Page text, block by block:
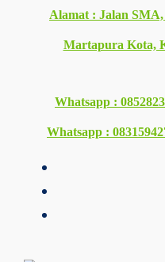
Alamat : Jalan
Martapura Kota,
Whatsapp :
Whatsapp :